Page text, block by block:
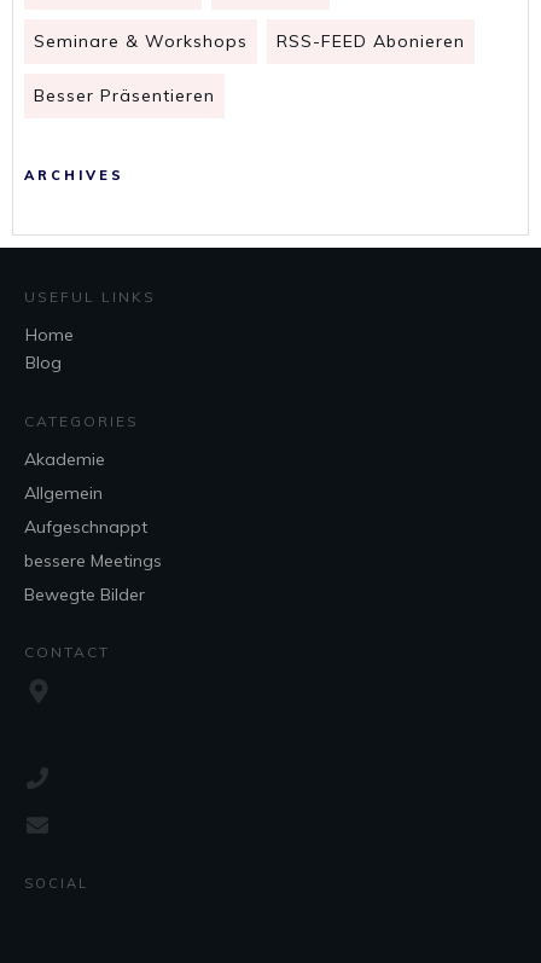
Seminare & Workshops RSS-FEED Abonieren
Besser Präsentieren
ARCHIVES
USEFUL LINKS
Home
Blog
CATEGORIES
Akademie
Allgemein
Aufgeschnappt
bessere Meetings
Bewegte Bilder
CONTACT
SOCIAL